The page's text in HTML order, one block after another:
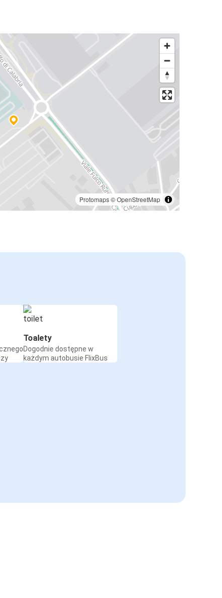
Protomaps©OpenStreetMap
Toalety
Dogodnie dostępne w
każdym autobusie FlixBus